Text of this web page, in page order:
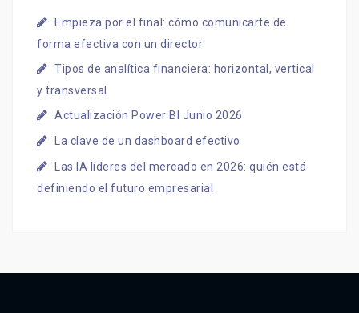
Empieza por el final: cómo comunicarte de
forma efectiva con un director
Tipos de analítica financiera: horizontal, vertical
y transversal
Actualización Power BI Junio 2026
La clave de un dashboard efectivo
Las IA líderes del mercado en 2026: quién está
definiendo el futuro empresarial